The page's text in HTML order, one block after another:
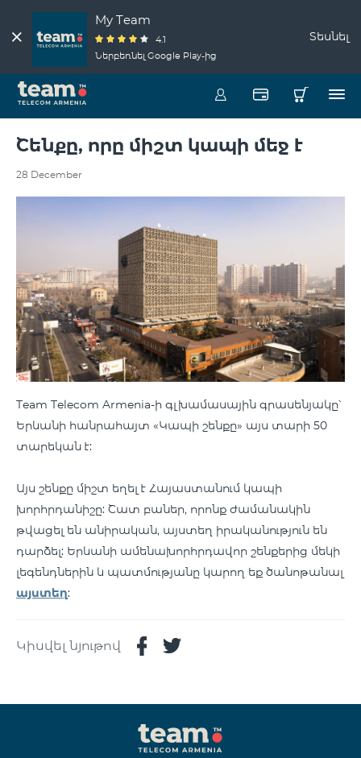
My Team
4.1
Ներբեռնել Google Play-ից
Տեսնել
Շենքը, որը միշտ կապի մեջ է
28 December
Team Telecom Armenia-ի գլխամասային գրասենյակը՝
Երևանի հանրահայտ «Կապի շենքը» այս տարի 50
տարեկան է:
Այս շենքը միշտ եղել է Հայաստանում կապի
խորհրդանիշը: Շատ բաներ, որոնք ժամանակին
թվացել են անիրական, այստեղ իրականություն են
դարձել: Երևանի ամենախորհրդավոր շենքերից մեկի
լեգենդներին և պատմությանը կարող եք ծանոթանալ
այստեղ:
Կիսվել նյութով